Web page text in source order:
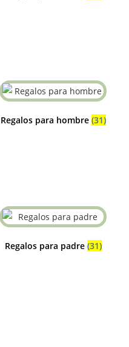
Regalos para hombre (31)
Regalos para padre (31)